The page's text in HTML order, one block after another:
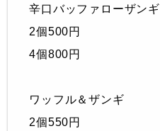
辛口バッファローザンギ
2個500円
4個800円
ワッフル＆ザンギ
2個550円